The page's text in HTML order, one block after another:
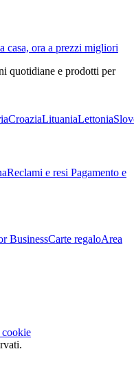
casa, ora a prezzi migliori
quotidiane e prodotti per
CroaziaLituaniaLettonia
Reclami e resi Pagamento e
BusinessCarte regaloArea